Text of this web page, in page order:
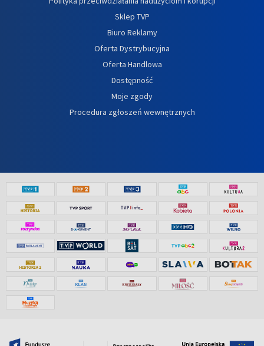
Sklep TVP
Biuro Reklamy
Oferta Dystrybucyjna
Oferta Handlowa
Dostępność
Moje zgody
Procedura zgłoszeń wewnętrznych